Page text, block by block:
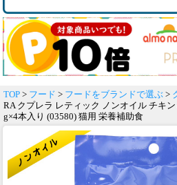
TOP > フード > フードをブランドで選ぶ >
RA クプレラ レティック ノンオイル チキ
g×4本入り (03580) 猫用 栄養補助食